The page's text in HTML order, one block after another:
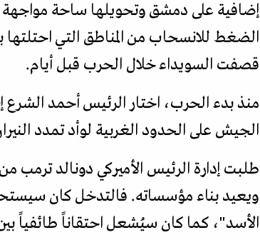
إضافية على دمشق وتحويلها ساحة مواجهة
قصفت السويداء خلال الحرب قبل أيام.
منذ بدء الحرب، اختار الرئيس أحمد الشرع
الجيش على الحدود الغربية لوأد تمدد
طلبت إدارة الرئيس الأميركي دونالد ترمب
ويعيد بناء مؤسساته. فالتدخل كان
الأسد"، كما كان سيُشعل احتقاناً طائفياً